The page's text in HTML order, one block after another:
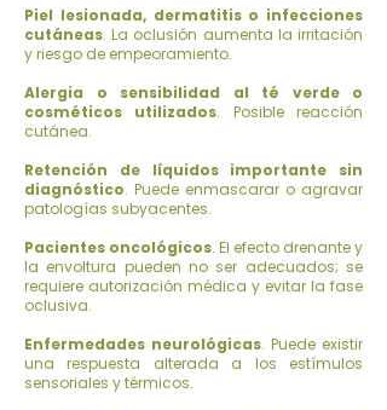
Piel lesionada, dermatitis o infecciones
cutáneas. La oclusión aumenta la irritación
y riesgo de empeoramiento.
Alergia o sensibilidad al té verde o
cosméticos utilizados. Posible reacción
cutánea.
Retención de líquidos importante sin
diagnóstico. Puede enmascarar o agravar
patologías subyacentes.
Pacientes oncológicos. El efecto drenante y
la envoltura pueden no ser adecuados; se
requiere autorización médica y evitar la fase
oclusiva.
Enfermedades neurológicas. Puede existir
una respuesta alterada a los estímulos
sensoriales y térmicos.